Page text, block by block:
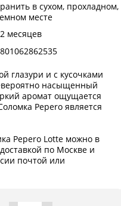
в сухом, прохладном,
месте
месяцев
глазури и с кусочками
насыщенный
аромат ощущается
Pepero является
Pepero Lotte можно в
по Москве и
почтой или